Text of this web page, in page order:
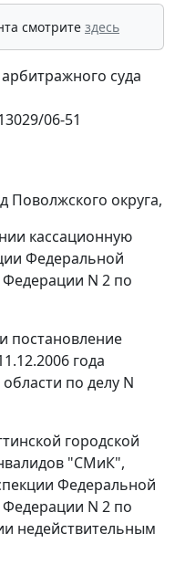
смотрите здесь
суда
06-51
округа,
кассационную
Федеральной
N 2 по
постановление
года
по делу N
городской
"СМиК",
Федеральной
N 2 по
недействительным